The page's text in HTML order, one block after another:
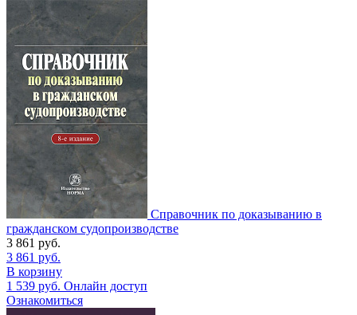
Справочник по доказыванию в
гражданском судопроизводстве
3 861 руб.
3 861 руб.
В корзину
1 539 руб. Онлайн доступ
Ознакомиться